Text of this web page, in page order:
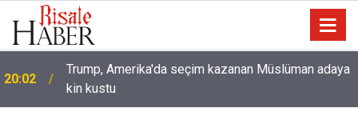
20:02
Trump, Amerika'da seçim kazanan Müslüman adaya
kin kustu